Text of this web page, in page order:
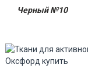
Черный №10